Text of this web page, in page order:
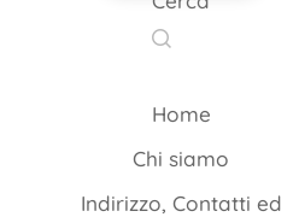
Home
Chi siamo
Indirizzo, Contatti ed